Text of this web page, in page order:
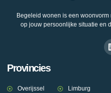
Begeleid wonen is een
op jouw persoonlijke situatie en
Provincies
Overijssel
Limburg